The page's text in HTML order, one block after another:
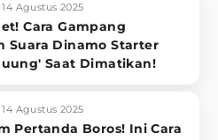
14 Agustus 2025
Cara Gampang
Suara Dinamo Starter
Saat Dimatikan!
14 Agustus 2025
Pertanda Boros! Ini Cara